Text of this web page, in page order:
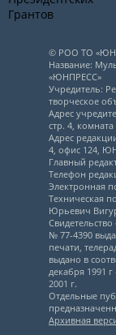
© РОО ТО
Название:
«ЮНПРЕСС»
Учредитель:
творческое
Адрес
стр. 4, комната
Адрес
4, офис 124,
Главный
Телефон
Электронная
Техническая
Юрьевич
№ 77-4390
печати,
выдано в
декабря 1991
2001 г.
Отдельные
Архивная